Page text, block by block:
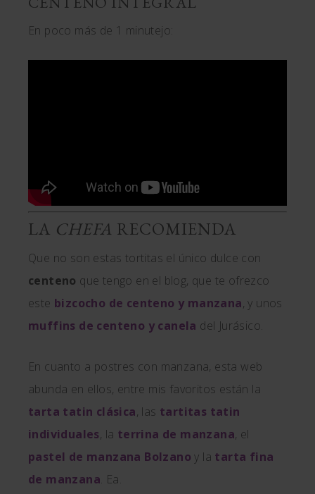
En poco más de 1 minutejo:
LA CHEFA RECOMIENDA
Que no son estas tortitas el único dulce con
centeno que tengo en el blog, que te ofrezco
este bizcocho de centeno y manzana, y unos
muffins de centeno y canela del Jurásico.
En cuanto a postres con manzana, esta web
abunda en ellos, entre mis favoritos están la
tarta tatin clásica, las tartitas tatin
individuales, la terrina de manzana, el
pastel de manzana Bolzano y la tarta fina
de manzana. Ea.